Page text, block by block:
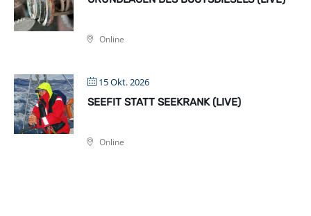
Online
15 Okt. 2026
SEEFIT STATT SEEKRANK (LIVE)
Online